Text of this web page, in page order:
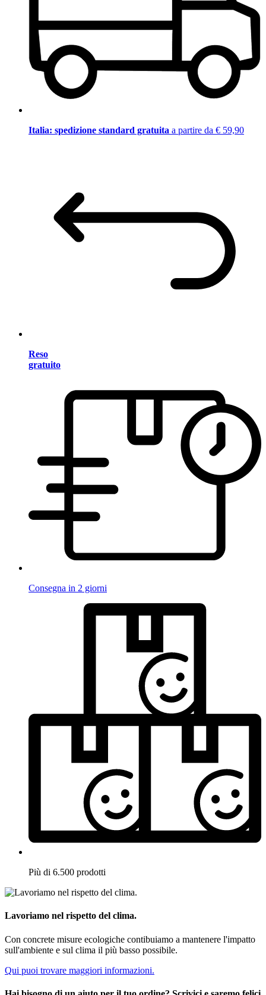
Italia: spedizione standard gratuita a partire da € 59,90
Reso
gratuito
Consegna in 2 giorni
Più di 6.500 prodotti
Lavoriamo nel rispetto del clima.
Con concrete misure ecologiche contibuiamo a mantenere l'impatto
sull'ambiente e sul clima il più basso possibile.
Qui puoi trovare maggiori informazioni.